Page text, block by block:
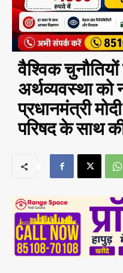
वैश्विक
अर्थव्यवस्था
प्रधानमंत्री
परिषद के साथ